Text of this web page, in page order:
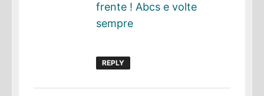
frente ! Abcs e volte
sempre
REPLY